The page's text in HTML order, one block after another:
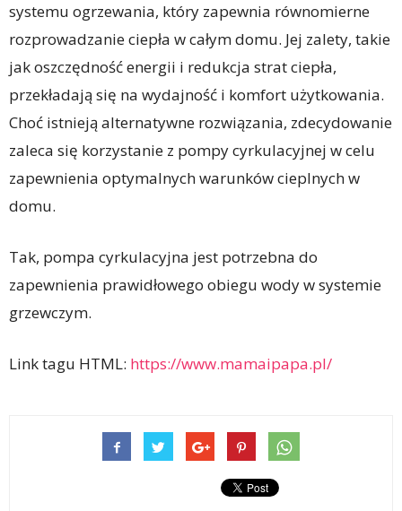
systemu ogrzewania, który zapewnia równomierne
rozprowadzanie ciepła w całym domu. Jej zalety, takie
jak oszczędność energii i redukcja strat ciepła,
przekładają się na wydajność i komfort użytkowania.
Choć istnieją alternatywne rozwiązania, zdecydowanie
zaleca się korzystanie z pompy cyrkulacyjnej w celu
zapewnienia optymalnych warunków cieplnych w
domu.
Tak, pompa cyrkulacyjna jest potrzebna do
zapewnienia prawidłowego obiegu wody w systemie
grzewczym.
Link tagu HTML: https://www.mamaipapa.pl/